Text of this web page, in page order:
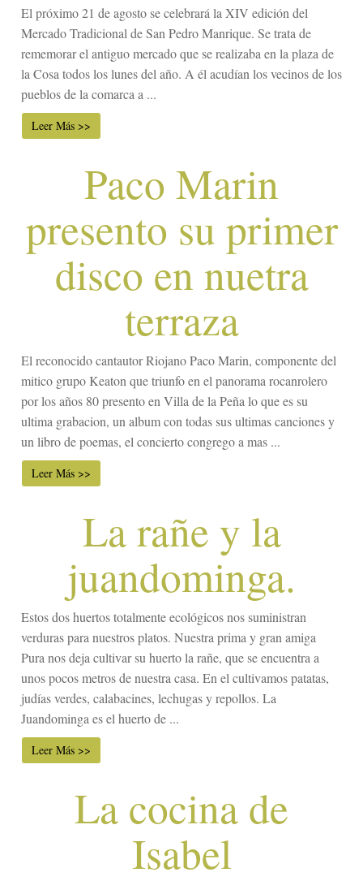
El próximo 21 de agosto se celebrará la XIV edición del
Mercado Tradicional de San Pedro Manrique. Se trata de
rememorar el antiguo mercado que se realizaba en la plaza de
la Cosa todos los lunes del año. A él acudían los vecinos de los
pueblos de la comarca a ...
Leer Más >>
Paco Marin
presento su primer
disco en nuetra
terraza
El reconocido cantautor Riojano Paco Marin, componente del
mitico grupo Keaton que triunfo en el panorama rocanrolero
por los años 80 presento en Villa de la Peña lo que es su
ultima grabacion, un album con todas sus ultimas canciones y
un libro de poemas, el concierto congrego a mas ...
Leer Más >>
La rañe y la
juandominga.
Estos dos huertos totalmente ecológicos nos suministran
verduras para nuestros platos. Nuestra prima y gran amiga
Pura nos deja cultivar su huerto la rañe, que se encuentra a
unos pocos metros de nuestra casa. En el cultivamos patatas,
judías verdes, calabacines, lechugas y repollos. La
Juandominga es el huerto de ...
Leer Más >>
La cocina de
Isabel